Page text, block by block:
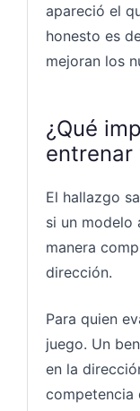
apareció el
honesto es
mejoran los
¿Qué
entrenar
El hallazgo
si un modelo
manera
dirección.
Para quien
juego. Un
en la
competencia